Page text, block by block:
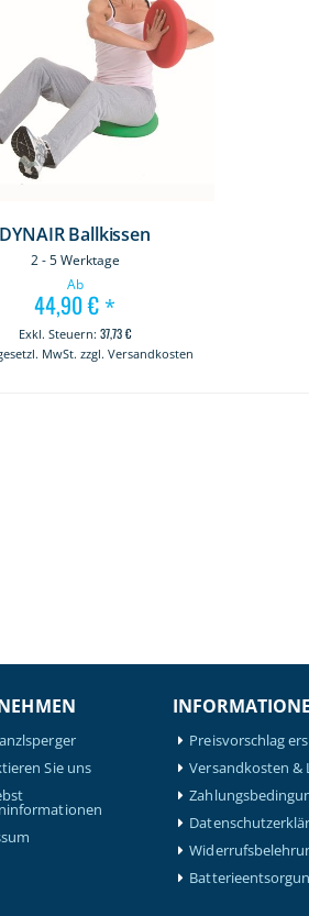
DYNAIR Ballkissen
2 - 5 Werktage
Ab
44,90 € *
37,73 €
MwSt. zzgl. Versandkosten
Sie uns
Preisvorschlag
Versandkosten